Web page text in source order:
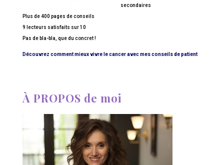
secondaires
Plus de 400 pages de conseils
9 lecteurs satisfaits sur 10
Pas de bla-bla, que du concret !
Découvrez comment mieux vivre le cancer avec mes conseils de patient
À PROPOS de moi